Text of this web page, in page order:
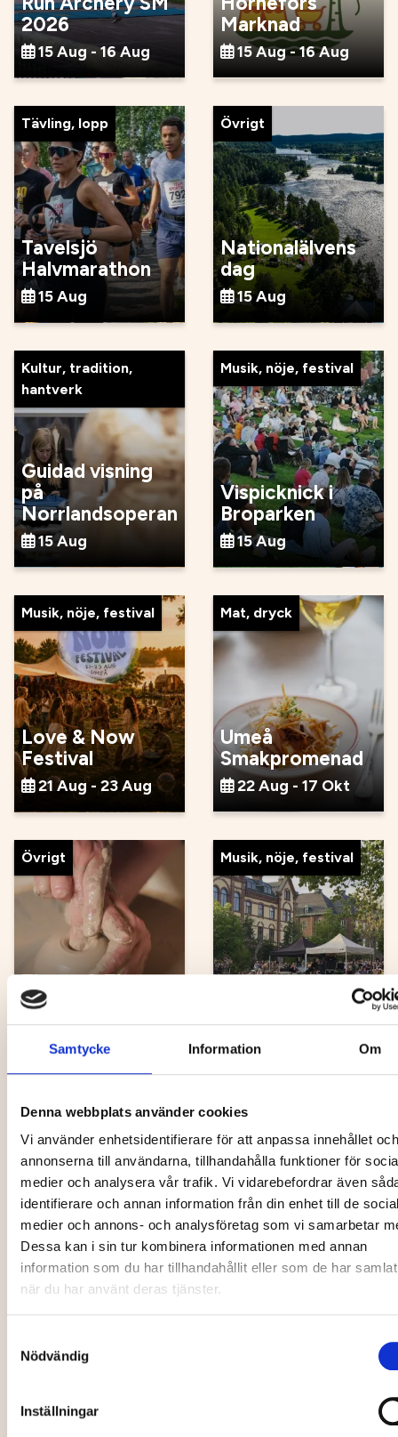
Samtycke Information Om
Denna webbplats använder cookies
Vi använder enhetsidentifierare för att anpassa innehållet och
annonserna till användarna, tillhandahålla funktioner för
medier och analysera vår trafik. Vi vidarebefordrar även
identifierare och annan information från din enhet till de
medier och annons- och analysföretag som vi samarbetar
Dessa kan i sin tur kombinera informationen med annan
information som du har tillhandahållit eller som de har
när du har använt deras tjänster.
Nödvändig
Inställningar
2026
15 Aug - 16 Aug
Marknad
15 Aug - 16 Aug
Tävling, lopp
Tavelsjö
Halvmarathon
15 Aug
Övrigt
Nationalälvens
dag
15 Aug
Kultur, tradition,
hantverk
Guidad visning
på
Norrlandsoperan
15 Aug
Musik, nöje, festival
Vispicknick i
Broparken
15 Aug
Musik, nöje, festival
Love & Now
Festival
21 Aug - 23 Aug
Mat, dryck
Umeå
Smakpromenad
22 Aug - 17 Okt
Övrigt
Throw & Throw -
öva i drejning
22 Aug
Musik, nöje, festival
22 Aug
Klimatmelodifestival
22 Aug
Öppen
repetition med
Norrlandsoperans
Symfoniorkester
25 Aug